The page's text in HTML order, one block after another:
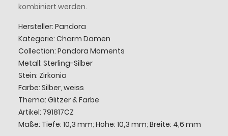
kombiniert werden.
Hersteller: Pandora
Kategorie: Charm Damen
Collection: Pandora Moments
Metall: Sterling-Silber
Stein: Zirkonia
Farbe: Silber, weiss
Thema: Glitzer & Farbe
Artikel: 791817CZ
Maße: Tiefe: 10,3 mm; Höhe: 10,3 mm; Breite: 4,6 mm